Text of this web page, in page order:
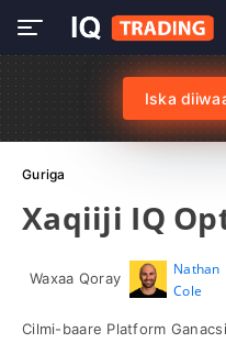
Iska
Guriga
Xaqiiji IQ
Waxaa Qoray
Nathan
Cole
Cilmi-baare Platform